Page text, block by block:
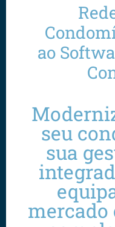
ao
seu
sua
mercado